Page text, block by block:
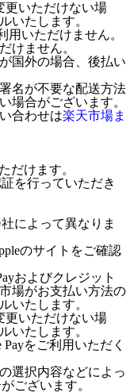
更いただけない場
いたします。
いただけません。
けません。
国外の場合、後払い
名が不要な配送方法
場合がございます。
合わせは楽天市場ま
だけます。
を行っていただき
によって異なりま
のサイトをご確認
およびクレジット
場がお支払い方法の
いたします。
更いただけない場
いたします。
をご利用いただく
選択内容などによっ
ございます。